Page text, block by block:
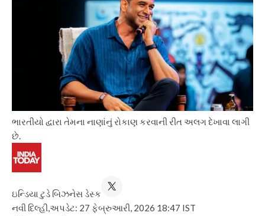
ભારતીયો દ્વારા તેમના નાણાંનું રોકાણ કરવાની રીત અલગ દેખાવા લાગી
છે.
ઇન્ડિયા ટુડે બિઝનેસ ડેસ્ક
નવી દિલ્હી,અપડેટ: 27 ફેબ્રુઆરી, 2026 18:47 IST